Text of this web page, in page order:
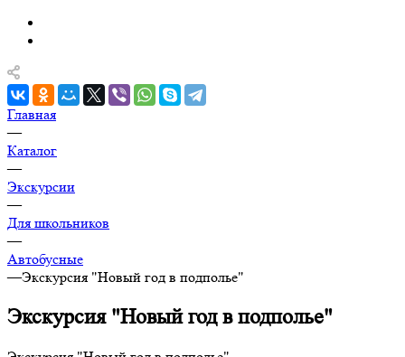
Главная
—
Каталог
—
Экскурсии
—
Для школьников
—
Автобусные
—Экскурсия "Новый год в подполье"
Экскурсия "Новый год в подполье"